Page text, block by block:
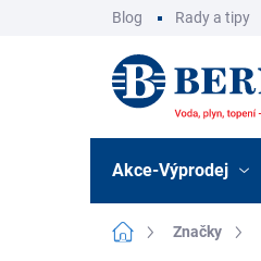
Blog Rady a tipy
Akce-Výprodej
Domů Značky